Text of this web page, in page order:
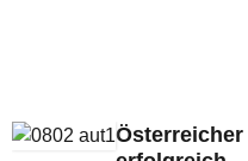
Österreicher